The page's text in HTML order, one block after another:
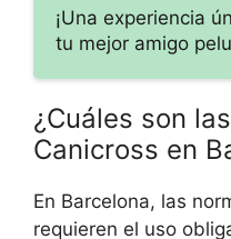
¡Una experiencia
tu mejor amigo
¿Cuáles son
Canicross en
En Barcelona, las
requieren el uso